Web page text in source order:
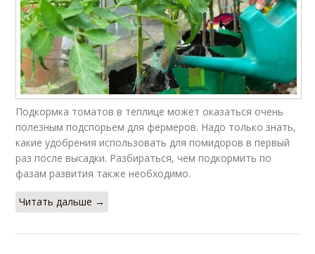
Подкормка томатов в теплице может оказаться очень
полезным подспорьем для фермеров. Надо только знать,
какие удобрения использовать для помидоров в первый
раз после высадки. Разбираться, чем подкормить по
фазам развития также необходимо.
Читать дальше →